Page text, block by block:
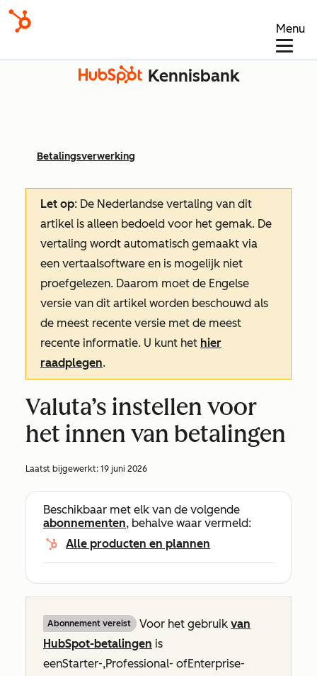
Menu
Kennisbank
Betalingsverwerking
Let op: De Nederlandse vertaling van dit
artikel is alleen bedoeld voor het gemak. De
vertaling wordt automatisch gemaakt via
een vertaalsoftware en is mogelijk niet
proefgelezen. Daarom moet de Engelse
versie van dit artikel worden beschouwd als
de meest recente versie met de meest
recente informatie. U kunt het hier
raadplegen.
Valuta’s instellen voor
het innen van betalingen
Laatst bijgewerkt: 19 juni 2026
Beschikbaar met elk van de volgende
abonnementen, behalve waar vermeld:
Alle producten en plannen
Abonnement vereist Voor het gebruik van
HubSpot-betalingen is
eenStarter-,Professional- ofEnterprise-